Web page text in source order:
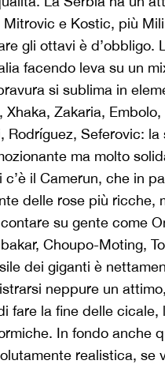
Mitrovic e Kostic, più
gli ottavi è d’obbligo.
facendo leva su un
si sublima in
Xhaka, Zakaria, Embolo,
Rodríguez, Seferovic: la
ma molto
il Camerun, che in
delle rose più ricche,
su gente come
Choupo-Moting,
dei giganti è
neppure un
fare la fine delle cicale,
In fondo anche
realistica, se